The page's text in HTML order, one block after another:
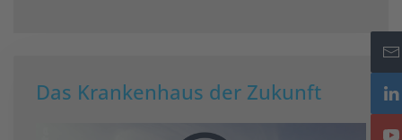
Das Krankenhaus der Zukunft